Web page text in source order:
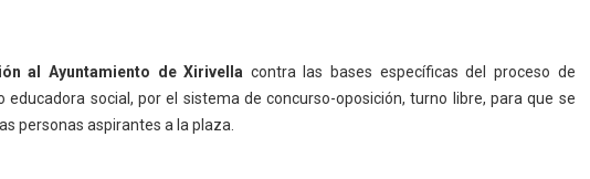
al Ayuntamiento de Xirivella contra las bases específicas del proceso de
social, por el sistema de concurso-oposición, turno libre, para que se
personas aspirantes a la plaza.